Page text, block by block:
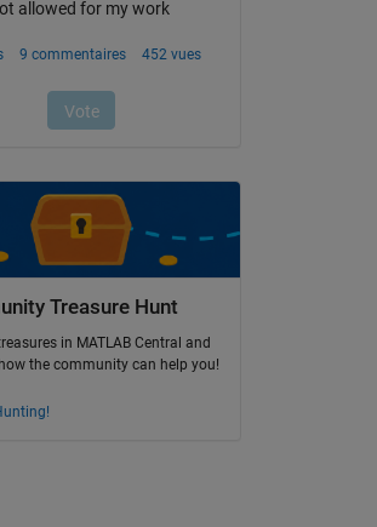
Treasure Hunt
in MATLAB Central and
the community can help you!